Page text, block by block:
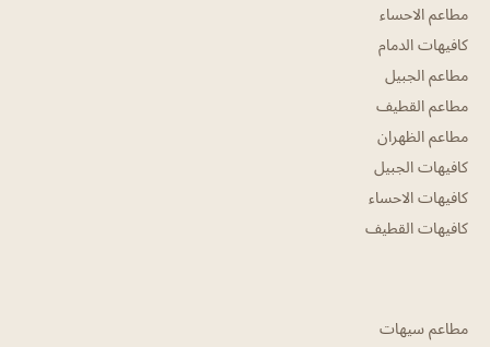
مطاعم الاحساء
كافيهات الدمام
مطاعم الجبيل
مطاعم القطيف
مطاعم الظهران
كافيهات الجبيل
كافيهات الاحساء
كافيهات القطيف
مطاعم سيهات